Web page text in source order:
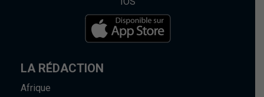
LA RÉDACTION
Afrique